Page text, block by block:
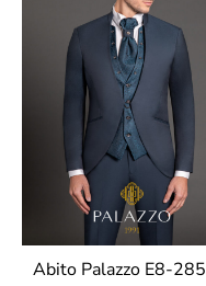
Abito Palazzo E8-285